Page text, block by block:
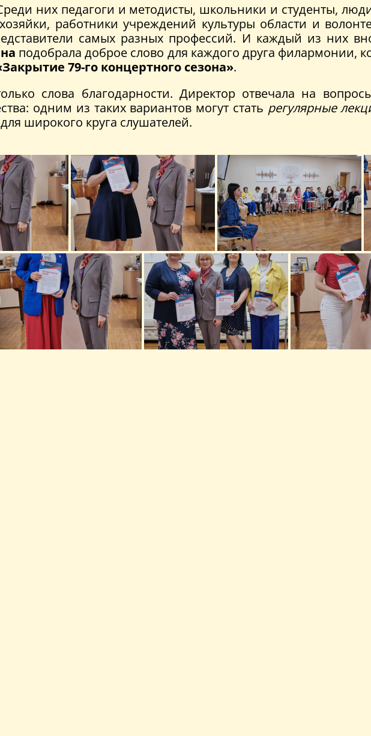
них педагоги и методисты, школьники и студенты,
работники учреждений культуры области и
самых разных профессий. И каждый из них
подобрала доброе слово для каждого друга филармонии,
79-го концертного сезона».
слова благодарности. Директор отвечала на
одним из таких вариантов могут стать регулярные
широкого круга слушателей.